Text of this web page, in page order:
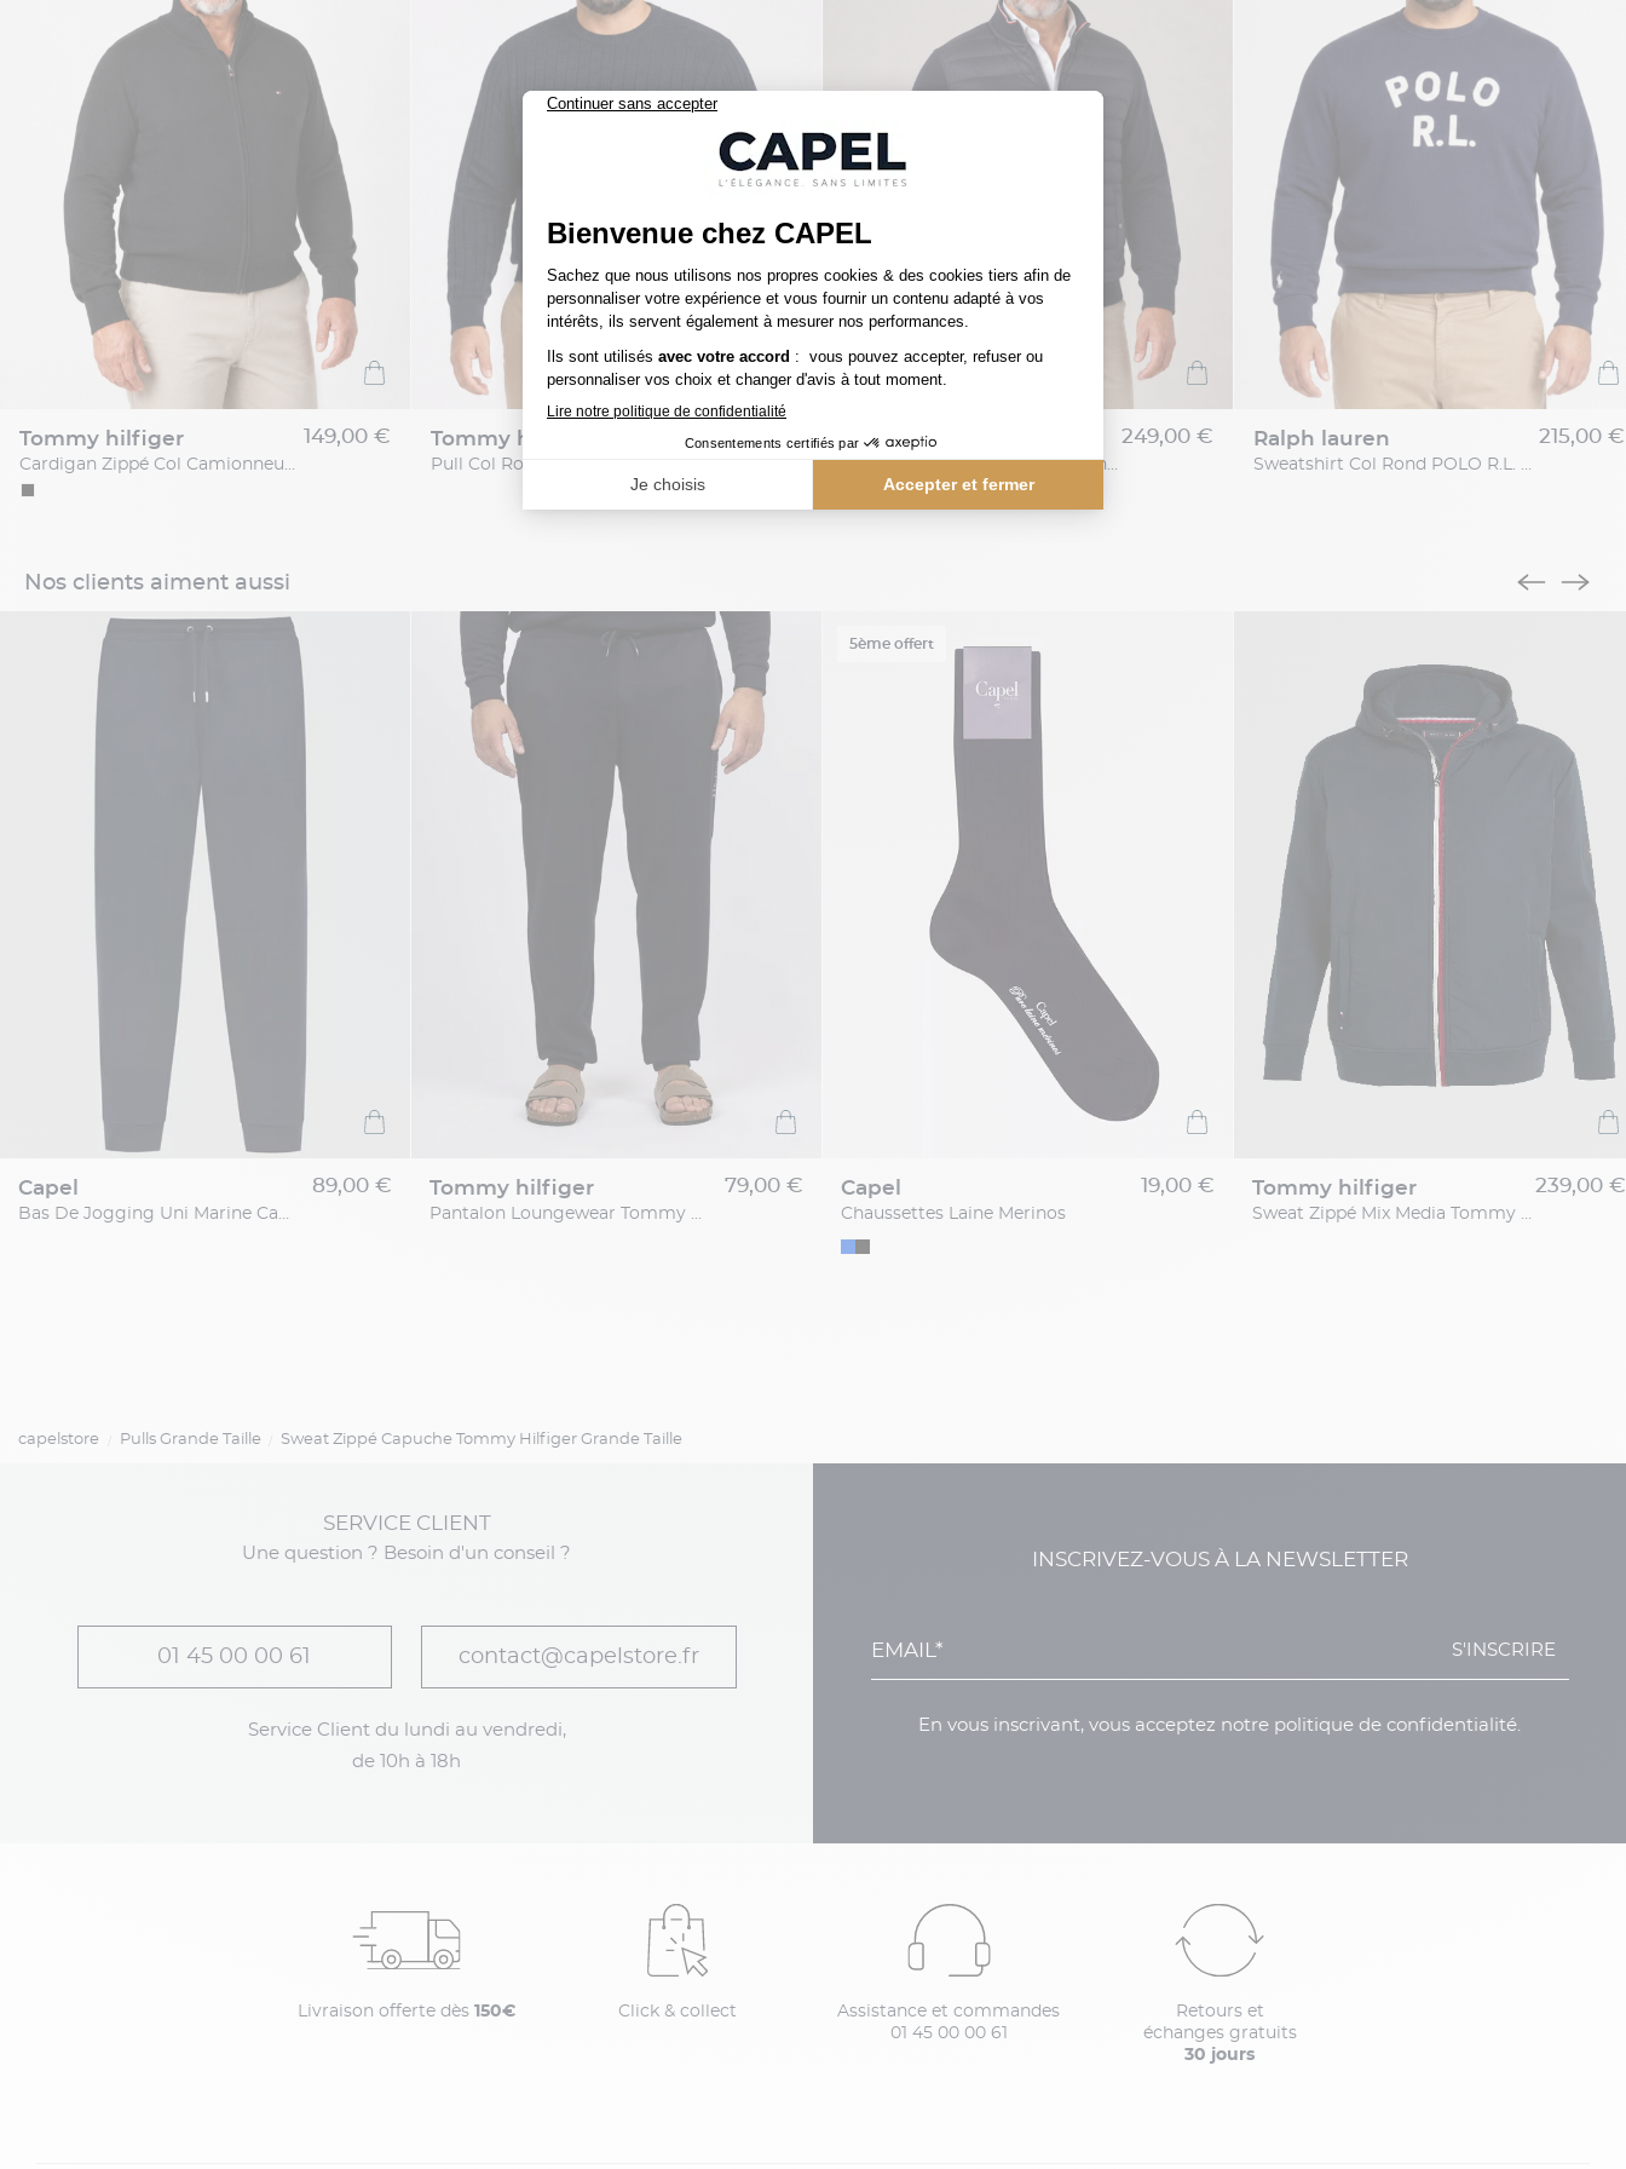
tommy hilfiger
Cardigan Zippé Col Camionneur Grande Taille Noir
149,00 € tommy hilfiger 159,00 € tommy hilfiger
Cardigan Zippé Mix Media Grande Taille Marine
249,00 € ralph lauren
Sweatshirt Col Rond POLO R.L. Grande Taille Marine
215,00 €
Nos clients aiment aussi
capel
Bas De Jogging Uni Marine Capel Grande Taille
89,00 € tommy hilfiger
Pantalon Loungewear Tommy Hilfiger Grande Taille
79,00 €
5ème offert
capel
Chaussettes Laine Merinos
19,00 € tommy hilfiger
Sweat Zippé Mix Media Tommy Hilfiger Grande Taille
239,00 €
capelstore Pulls Grande Taille Sweat Zippé Capuche Tommy Hilfiger Grande Taille
SERVICE CLIENT
Une question ? Besoin d'un conseil ?
01 45 00 00 61 contact@capelstore.fr
Service Client du lundi au vendredi,
de 10h à 18h
INSCRIVEZ-VOUS À LA NEWSLETTER
S'INSCRIRE
En vous inscrivant, vous acceptez notre politique de confidentialité.
Livraison offerte dès 150€ Click & collect
Assistance et commandes
01 45 00 00 61
Retours et
échanges gratuits
30 jours